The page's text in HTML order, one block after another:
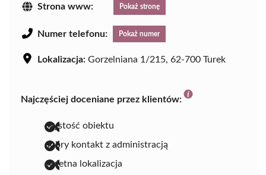
Strona www: Pokaż stronę
Numer telefonu: Pokaż numer
Lokalizacja: Gorzelniana 1/215, 62-700 Turek
Najczęściej doceniane przez klientów:
czystość obiektu
dobry kontakt z administracją
świetna lokalizacja